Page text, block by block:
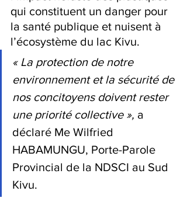
qui constituent un danger pour
la santé publique et nuisent à
l’écosystème du lac Kivu.
« La protection de notre
environnement et la sécurité de
nos concitoyens doivent rester
une priorité collective », a
déclaré Me Wilfried
HABAMUNGU, Porte-Parole
Provincial de la NDSCI au Sud
Kivu.